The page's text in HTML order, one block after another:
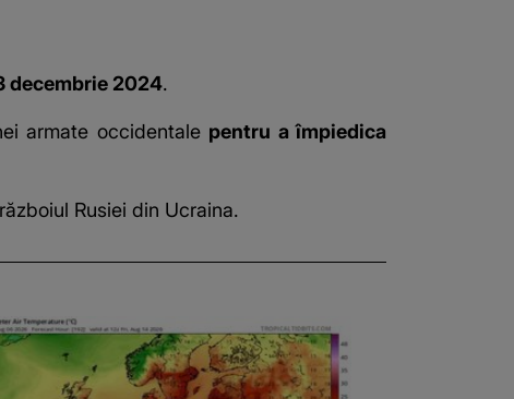
decembrie 2024.
armate occidentale pentru a împiedica
Rusiei din Ucraina.